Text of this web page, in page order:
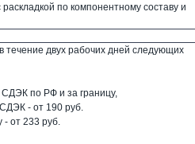
по компонентному составу и
течение двух рабочих дней следующих
по РФ и за границу,
- от 190 руб.
- от 233 руб.